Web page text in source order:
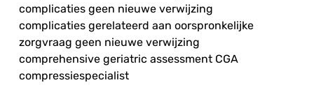
complicaties geen nieuwe verwijzing
complicaties gerelateerd aan oorspronkelijke
zorgvraag geen nieuwe verwijzing
comprehensive geriatric assessment CGA
compressiespecialist